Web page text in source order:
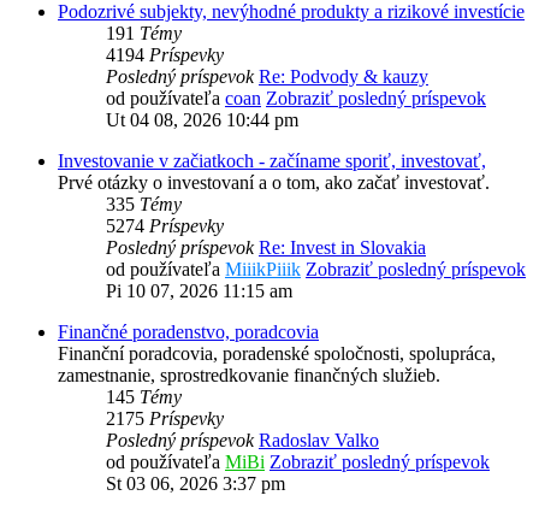
Podozrivé subjekty, nevýhodné produkty a rizikové investície
191 Témy
4194 Príspevky
Posledný príspevok Re: Podvody & kauzy
od používateľa coan Zobraziť posledný príspevok
Ut 04 08, 2026 10:44 pm
Investovanie v začiatkoch - začíname sporiť, investovať,
Prvé otázky o investovaní a o tom, ako začať investovať.
335 Témy
5274 Príspevky
Posledný príspevok Re: Invest in Slovakia
od používateľa MiiikPiiik Zobraziť posledný príspevok
Pi 10 07, 2026 11:15 am
Finančné poradenstvo, poradcovia
Finanční poradcovia, poradenské spoločnosti, spolupráca,
zamestnanie, sprostredkovanie finančných služieb.
145 Témy
2175 Príspevky
Posledný príspevok Radoslav Valko
od používateľa MiBi Zobraziť posledný príspevok
St 03 06, 2026 3:37 pm